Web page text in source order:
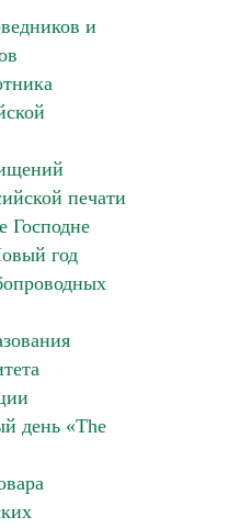
и
печати
Господне
год
день «The